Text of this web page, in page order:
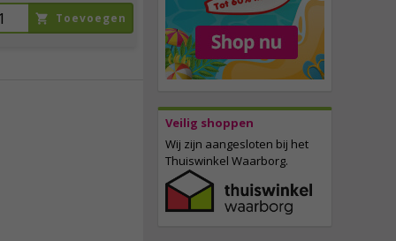
Veilig shoppen
Wij zijn aangesloten bij het
Thuiswinkel Waarborg.
Toevoegen